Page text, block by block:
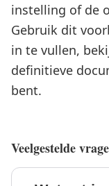
instelling of de
Gebruik dit
in te vullen,
definitieve
bent.
Veelgestelde